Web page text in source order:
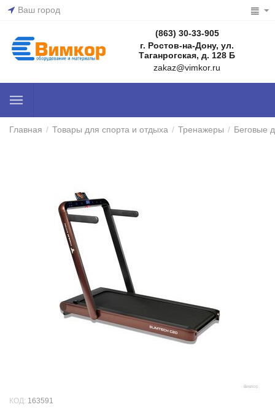
Ваш город
(863) 30-33-905
г. Ростов-на-Дону, ул.
Таганрогская, д. 128 Б
zakaz@vimkor.ru
Главная / Товары для спорта и отдыха / Тренажеры / Беговые
КОД: 163591